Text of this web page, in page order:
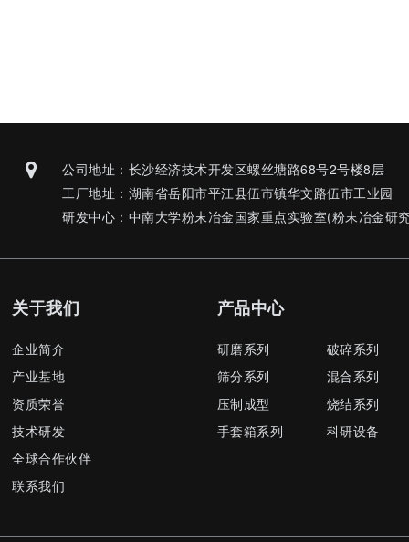
公司地址：长沙经济技术开发区螺丝塘路68号2号楼8层
工厂地址：湖南省岳阳市平江县伍市镇华文路伍市工业园
研发中心：中南大学粉末冶金国家重点实验室(粉末冶金研
关于我们
企业简介
产业基地
资质荣誉
技术研发
全球合作伙伴
联系我们
产品中心
研磨系列
破碎系列
筛分系列
混合系列
压制成型
烧结系列
手套箱系列
科研设备